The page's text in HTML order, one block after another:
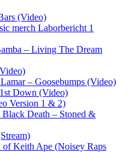
(Video)
merch Laborbericht 1
– Living The Dream
– Goosebumps (Video)
Down (Video)
Version 1 & 2)
Death – Stoned &
Keith Ape (Noisey Raps